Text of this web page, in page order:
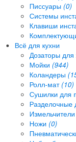
Писсуары (0)
Системы
Клавиши
Всё для кухни
Дозаторы
Мойки (944)
Коландеры
Ролл-мат (10)
Сушилки для
Разделочные
Измельчители
Ножи (0)